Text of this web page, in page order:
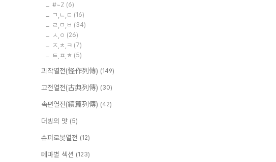
#~Z (6)
ㄱ,ㄴ,ㄷ (16)
ㄹ,ㅁ,ㅂ (34)
ㅅ,ㅇ (26)
ㅈ,ㅊ,ㅋ (7)
ㅌ,ㅍ,ㅎ (5)
괴작열전(怪作列傳) (149)
고전열전(古典列傳) (30)
속편열전(續篇列傳) (42)
더빙의 맛 (5)
슈퍼로봇열전 (12)
테마별 섹션 (123)